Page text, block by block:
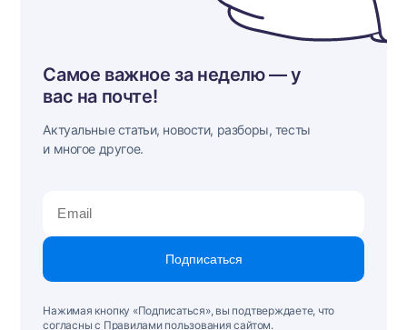
Самое важное за неделю — у
вас на почте!
Актуальные статьи, новости, разборы, тесты
и многое другое.
Подписаться
Нажимая кнопку «Подписаться», вы подтверждаете, что
согласны с Правилами пользования сайтом.